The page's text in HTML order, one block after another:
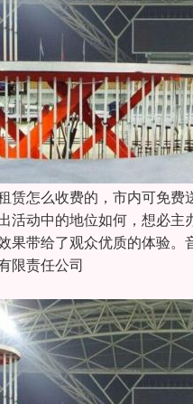
赁怎么收费的，市内可免费
活动中的地位如何，想必
果带给了观众优质的体验
限责任公司